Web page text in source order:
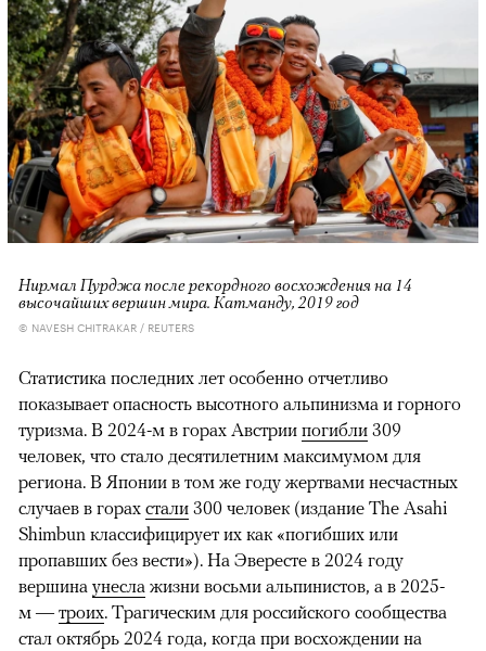
Нирмал Пурджа после рекордного восхождения на 14
высочайших вершин мира. Катманду, 2019 год
© NAVESH CHITRAKAR / REUTERS
Статистика последних лет особенно отчетливо
показывает опасность высотного альпинизма и горного
туризма. В 2024-м в горах Австрии погибли 309
человек, что стало десятилетним максимумом для
региона. В Японии в том же году жертвами несчастных
случаев в горах стали 300 человек (издание The Asahi
Shimbun классифицирует их как «погибших или
пропавших без вести»). На Эвересте в 2024 году
вершина унесла жизни восьми альпинистов, а в 2025-
м — троих. Трагическим для российского сообщества
стал октябрь 2024 года, когда при восхождении на